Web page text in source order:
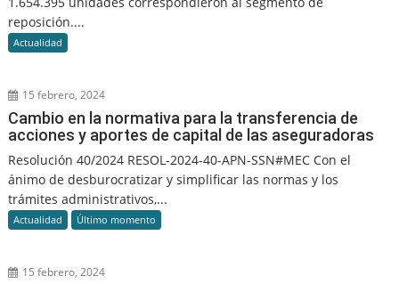
reposición....
Actualidad
15 febrero, 2024
Cambio en la normativa para la transferencia de
acciones y aportes de capital de las aseguradoras
Resolución 40/2024 RESOL-2024-40-APN-SSN#MEC Con el
ánimo de desburocratizar y simplificar las normas y los
trámites administrativos,...
Actualidad Último momento
15 febrero, 2024